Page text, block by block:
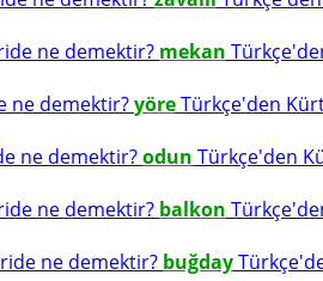
ne demektir? mekan
ne demektir?yöreTürkçe'den
ne demektir?odun Türkçe'den
ne demektir? balkon
ne demektir? buğday